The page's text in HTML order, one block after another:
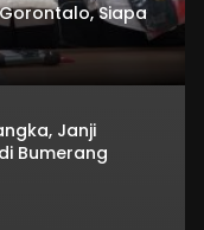
Siapa
Janji
Bumerang